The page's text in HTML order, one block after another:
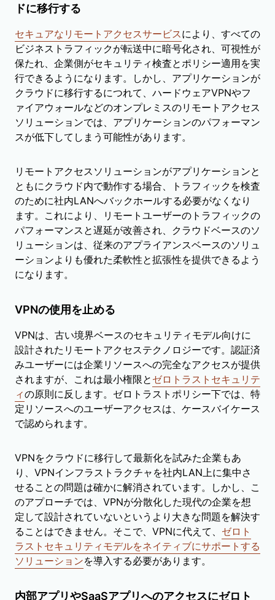
ドに移行する
セキュアなリモートアクセスサービスにより、すべての
ビジネストラフィックが転送中に暗号化され、可視性が
保たれ、企業側がセキュリティ検査とポリシー適用を実
行できるようになります。しかし、アプリケーションが
クラウドに移行するにつれて、ハードウェアVPNやフ
ァイアウォールなどのオンプレミスのリモートアクセス
ソリューションでは、アプリケーションのパフォーマン
スが低下してしまう可能性があります。
リモートアクセスソリューションがアプリケーションと
ともにクラウド内で動作する場合、トラフィックを検査
のために社内LANへバックホールする必要がなくなり
ます。これにより、リモートユーザーのトラフィックの
パフォーマンスと遅延が改善され、クラウドベースのソ
リューションは、従来のアプライアンスベースのソリュ
ーションよりも優れた柔軟性と拡張性を提供できるよう
になります。
VPNの使用を止める
VPNは、古い境界ベースのセキュリティモデル向けに
設計されたリモートアクセステクノロジーです。認証済
みユーザーには企業リソースへの完全なアクセスが提供
されますが、これは最小権限と ゼロトラストセキュリテ
ィの原則に反します。ゼロトラストポリシー下では、特
定リソースへのユーザーアクセスは、ケースバイケース
で認められます。
VPNをクラウドに移行して最新化を試みた企業もあ
り、VPNインフラストラクチャを社内LAN上に集中さ
せることの問題は確かに解消されています。しかし、こ
のアプローチでは、VPNが分散化した現代の企業を想
定して設計されていないというより大きな問題を解決す
ることはできません。そこで、VPNに代えて、 ゼロト
ラストセキュリティモデルをネイティブにサポートする
ソリューションを導入する必要があります。
内部アプリやSaaSアプリへのアクセスにゼロト